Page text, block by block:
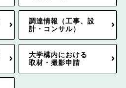
調達情報（工事、設
計・コンサル）
大学構内における
取材・撮影申請